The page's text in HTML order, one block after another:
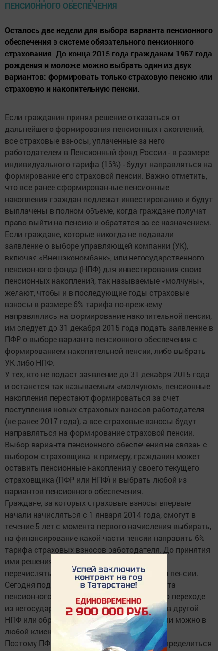
Осталось две недели для выбора варианта пенсионного
обеспечения в системе обязательного пенсионного
страхования. До конца 2015 года гражданам 1967 года
рождения и моложе можно выбрать один из двух
вариантов: формировать только страховую пенсию или
страховую и накопительную пенсии.
Если гражданин принял решение отказаться от
дальнейшего формирования пенсионных накоплений,
все страховые взносы, уплаченные за него
работодателем в Пенсионный фонд России - в размере
индивидуального тарифа (16%) - будут направляться на
формирование его страховой пенсии. Важно отметить,
что все ранее сформированные пенсионные
накопления граждан подлежат инвестированию и будут
выплачены в полном объеме, когда граждане получат
право выйти на пенсию и обратятся за ее назначением.
Если граждане, которые никогда не подавали
заявление о выборе управляющей компании (УК),
включая «Внешэкономбанк», или негосударственного
пенсионного фонда (НПФ) для инвестирования своих
пенсионных накоплений, так называемые «молчуны»,
желают, чтобы и в последующие годы страховые
взносы в размере 6% тарифа по-прежнему
направлялись на формирование накопительной пенсии,
им следует до 31 декабря 2015 года подать заявление в
ПФР о выборе варианта пенсионного обеспечения с
формированием накопительной пенсии, либо выбрать
УК либо НПФ.
У тех, кто не подаст заявление до 31 декабря 2015 года
и останется так называемым «молчуном», пенсионные
накопления перестают формироваться за счет
поступления новых страховых взносов работодателя
(не ранее 2017 года), а все страховые взносы будут
направляться на формирование страховой пенсии.
Выбор варианта пенсионного обеспечения не связан с
выбором страховщика: к примеру, гражданин может
оставить пенсионные накопления у своего текущего
страховщика (ПФР или НПФ) и выбрать любой из
вариантов пенсионного обеспечения.
Граждане, за которых страховые взносы впервые
начали начисляться с 1 января 2014 года, смогут в
течение 5 лет с момента первого начисления выбирать,
на финансирование какой части пенсии направить 6%
тарифа страховых взносов работодателя. До принятия
ими решения все страховые взносы будут
перечисляться на формирование страховой пенсии.
Сегодня подать заявление о выборе варианта
пенсионного обеспечения, переходе в НПФ, о переходе
из негосударственного пенсионного фонда в другой
НПФ или обратно в Пенсионный фонд России можно в
любой клиентской службе ПФР.
Поэтому ПФР рекомендует до конца года определиться